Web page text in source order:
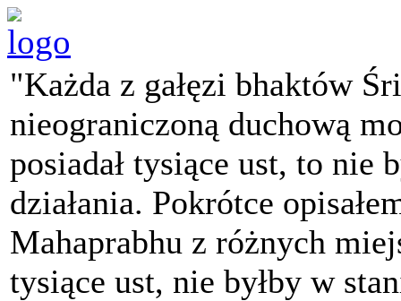
"Każda z gałęzi bhaktów
nieograniczoną duchową
posiadał tysiące ust, to nie
działania. Pokrótce
Mahaprabhu z różnych
tysiące ust, nie byłby w